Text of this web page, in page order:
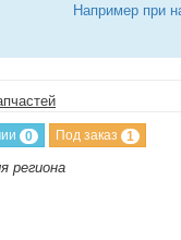
Например при
0 Под заказ 1
региона